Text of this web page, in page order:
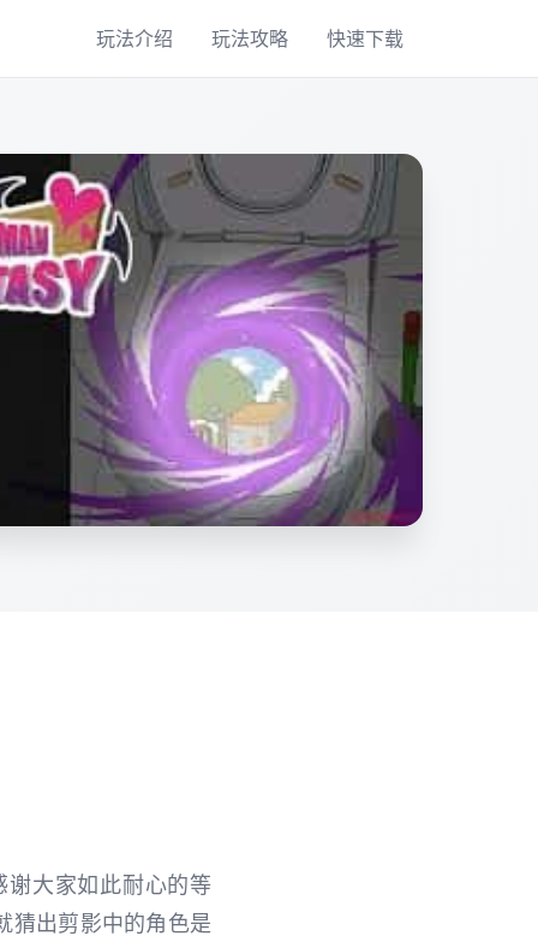
玩法介绍 玩法攻略 快速下载
大家如此耐心的等
猜出剪影中的角色是